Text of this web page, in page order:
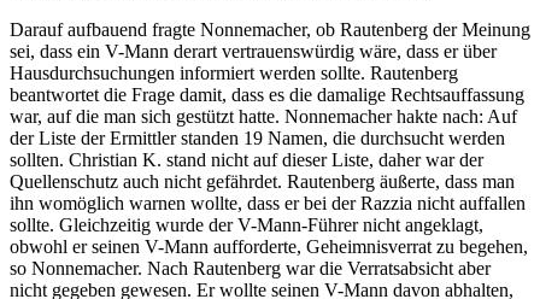
Darauf aufbauend fragte Nonnemacher, ob Rautenberg der Meinung
sei, dass ein V-Mann derart vertrauenswürdig wäre, dass er über
Hausdurchsuchungen informiert werden sollte. Rautenberg
beantwortet die Frage damit, dass es die damalige Rechtsauffassung
war, auf die man sich gestützt hatte. Nonnemacher hakte nach: Auf
der Liste der Ermittler standen 19 Namen, die durchsucht werden
sollten. Christian K. stand nicht auf dieser Liste, daher war der
Quellenschutz auch nicht gefährdet. Rautenberg äußerte, dass man
ihn womöglich warnen wollte, dass er bei der Razzia nicht auffallen
sollte. Gleichzeitig wurde der V-Mann-Führer nicht angeklagt,
obwohl er seinen V-Mann aufforderte, Geheimnisverrat zu begehen,
so Nonnemacher. Nach Rautenberg war die Verratsabsicht aber
nicht gegeben gewesen. Er wollte seinen V-Mann davon abhalten,